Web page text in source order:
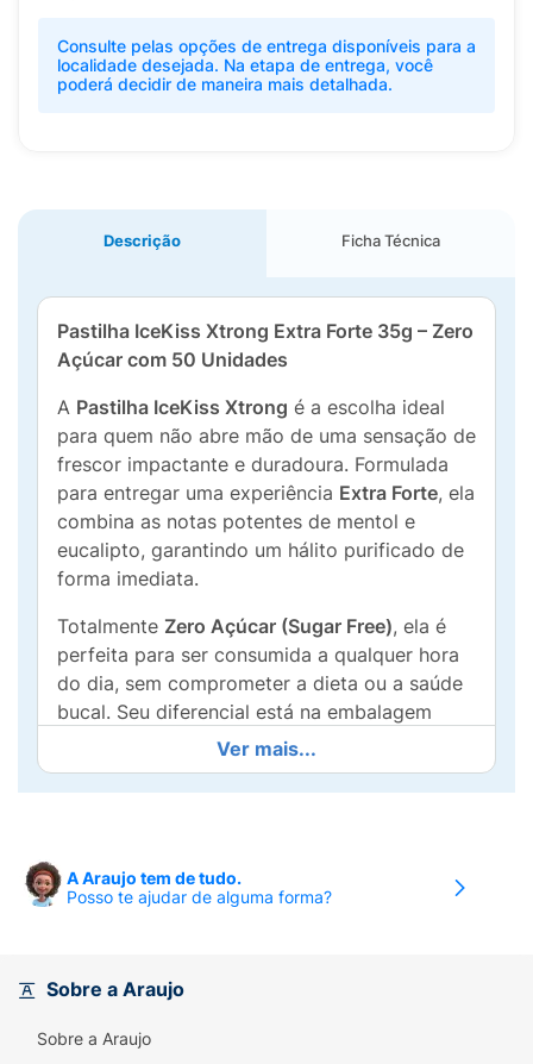
Consulte pelas opções de entrega disponíveis para a
localidade desejada. Na etapa de entrega, você
poderá decidir de maneira mais detalhada.
Descrição Ficha Técnica
Pastilha IceKiss Xtrong Extra Forte 35g – Zero
Açúcar com 50 Unidades
A Pastilha IceKiss Xtrong é a escolha ideal
para quem não abre mão de uma sensação de
frescor impactante e duradoura. Formulada
para entregar uma experiência Extra Forte, ela
combina as notas potentes de mentol e
eucalipto, garantindo um hálito purificado de
forma imediata.
Totalmente Zero Açúcar (Sugar Free), ela é
perfeita para ser consumida a qualquer hora
do dia, sem comprometer a dieta ou a saúde
bucal. Seu diferencial está na embalagem
moderna e compacta "flip-top", que cabe
facilmente no bolso, na bolsa ou no console
do carro, mantendo as 50 pastilhas sempre
renovado em segundos, a IceKiss Xtrong é a
sua aliada número um.
Ação Extra Forte:
e eucalipto para refrescância total.
Ver mais...
A Araujo tem de tudo.
Posso te ajudar de alguma forma?
Sobre a Araujo
Sobre a Araujo